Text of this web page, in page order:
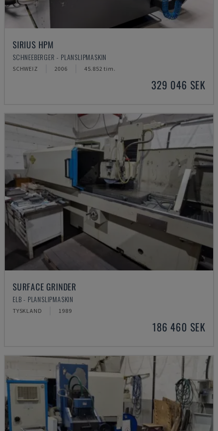
SIRIUS HPM
SCHNEEBERGER - PLANSLIPMASKIN
SCHWEIZ 2006 45.852 tim.
329 046 SEK
SURFACE GRINDER
ELB - PLANSLIPMASKIN
TYSKLAND 1989
186 460 SEK